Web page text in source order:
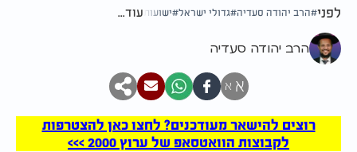
לפני הרב יהודה סעדיה גדולי ישראל ישועות עוד...
הרב יהודה סעדיה
א א
רוצים להישאר מעודכנים? לחצו כאן להצטרפות
לקבוצות הוואטסאפ של ערוץ 2000 >>>